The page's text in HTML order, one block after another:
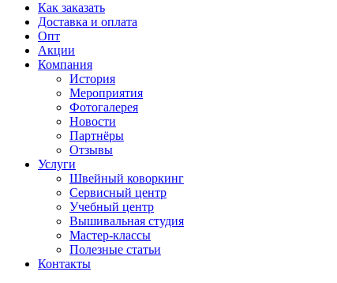
Как заказать
Доставка и оплата
Опт
Акции
Компания
История
Мероприятия
Фотогалерея
Новости
Партнёры
Отзывы
Услуги
Швейный коворкинг
Сервисный центр
Учебный центр
Вышивальная студия
Мастер-классы
Полезные статьи
Контакты